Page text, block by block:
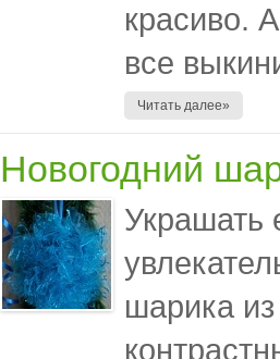
красиво.
все
Читать далее»
Новогодний
Украшать
шарика